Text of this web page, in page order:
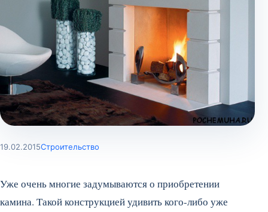
19.02.2015Строительство
Уже очень многие задумываются о приобретении
камина. Такой конструкцией удивить кого-либо уже